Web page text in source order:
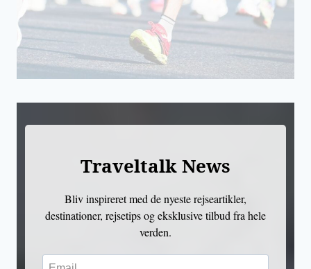
Traveltalk News
Bliv inspireret med de nyeste rejseartikler,
destinationer, rejsetips og eksklusive tilbud fra hele
verden.